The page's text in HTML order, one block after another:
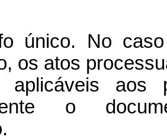
único. No
os atos
aplicáveis aos
o